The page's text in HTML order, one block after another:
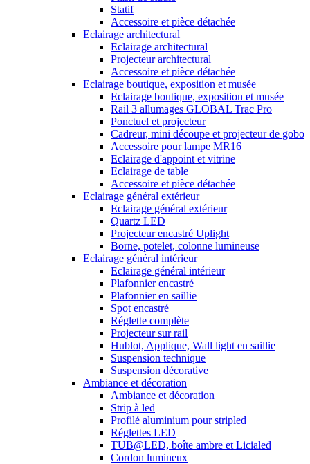
Statif
Accessoire et pièce détachée
Eclairage architectural
Eclairage architectural
Projecteur architectural
Accessoire et pièce détachée
Eclairage boutique, exposition et musée
Eclairage boutique, exposition et musée
Rail 3 allumages GLOBAL Trac Pro
Ponctuel et projecteur
Cadreur, mini découpe et projecteur de gobo
Accessoire pour lampe MR16
Eclairage d'appoint et vitrine
Eclairage de table
Accessoire et pièce détachée
Eclairage général extérieur
Eclairage général extérieur
Quartz LED
Projecteur encastré Uplight
Borne, potelet, colonne lumineuse
Eclairage général intérieur
Eclairage général intérieur
Plafonnier encastré
Plafonnier en saillie
Spot encastré
Réglette complète
Projecteur sur rail
Hublot, Applique, Wall light en saillie
Suspension technique
Suspension décorative
Ambiance et décoration
Ambiance et décoration
Strip à led
Profilé aluminium pour stripled
Réglettes LED
TUB@LED, boîte ambre et Licialed
Cordon lumineux